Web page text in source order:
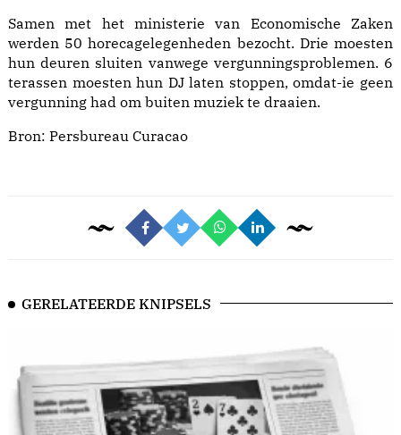
Samen met het ministerie van Economische Zaken
werden 50 horecagelegenheden bezocht. Drie moesten
hun deuren sluiten vanwege vergunningsproblemen. 6
terassen moesten hun DJ laten stoppen, omdat-ie geen
vergunning had om buiten muziek te draaien.
Bron: Persbureau Curacao
GERELATEERDE KNIPSELS